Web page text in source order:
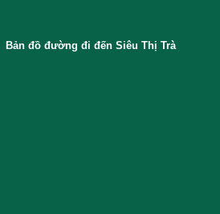
Bản đồ đường đi đến Siêu Thị Trà